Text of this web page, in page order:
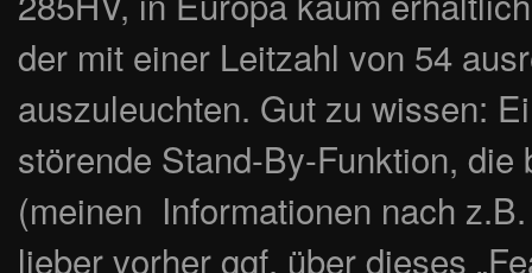
der mit einer Leitzahl von 54
auszuleuchten. Gut zu wissen:
störende Stand-By-Funktion,
(meinen Informationen nach
lieber vorher ggf. über dieses